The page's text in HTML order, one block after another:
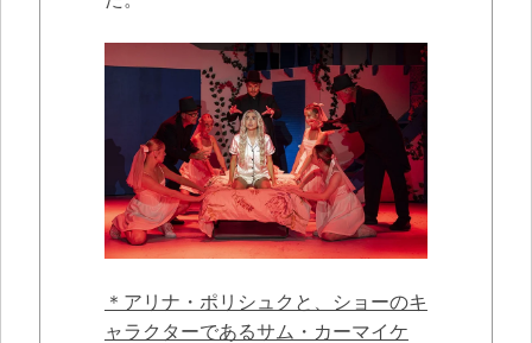
＊アリナ・ポリシュクと、ショーのキ
ャラクターであるサム・カーマイケ